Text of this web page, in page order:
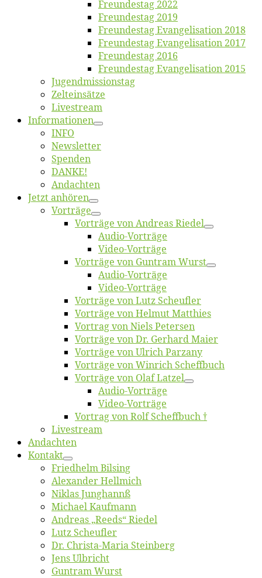
Freun­des­tag 2022
Freun­des­tag 2019
Freun­des­tag Evan­ge­li­sa­ti­on 2018
Freun­des­tag Evan­ge­li­sa­ti­on 2017
Freun­des­tag 2016
Freun­des­tag Evan­ge­li­sa­ti­on 2015
Jugend­mis­sions­tag
Zelt­ein­sät­ze
Live­stream
Informatio­nen
INFO
News­let­ter
Spen­den
DANKE!
An­dach­ten
Jetzt an­hö­ren
Vor­trä­ge
Vor­trä­ge von An­dre­as Riedel
Au­dio-Vor­trä­ge
Vi­deo-Vor­trä­ge
Vor­trä­ge von Gun­tram Wurst
Au­dio-Vor­trä­ge
Vi­deo-Vor­trä­ge
Vor­trä­ge von Lutz Scheufler
Vor­trä­ge von Hel­mut Matthies
Vor­trag von Niels Petersen
Vor­trä­ge von Dr. Ger­hard Maier
Vor­trä­ge von Ul­rich Parzany
Vor­trä­ge von Win­rich Scheffbuch
Vor­trä­ge von Olaf Latzel
Au­dio-Vor­trä­ge
Vi­deo-Vor­trä­ge
Vor­trag von Rolf Scheffbuch †
Live­stream
An­dach­ten
Kon­takt
Fried­helm Bilsing
Alex­an­der Hellmich
Ni­klas Junghannß
Mi­cha­el Kaufmann
An­dre­as „Reeds“ Riedel
Lutz Scheuf­ler
Dr. Chris­­ta-Ma­ria Steinberg
Jens Ulb­richt
Gun­tram Wurst